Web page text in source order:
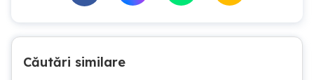
Căutări similare